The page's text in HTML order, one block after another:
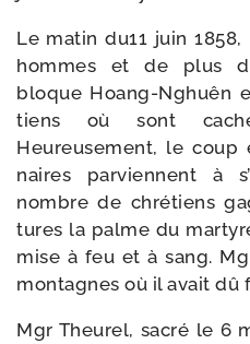
Le matin du11 juin
hommes et de plus
bloque Hoang-​Nghuên
tiens où sont
Heureusement, le
naires par­viennent à
nombre de chré­tiens
tures la palme du
mise à feu et à sang.
mon­tagnes où il avait dû
Mgr Theurel, sacré le 6